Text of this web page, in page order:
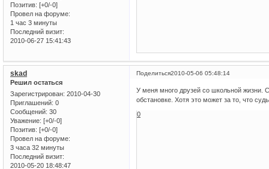
Позитив: [+0/-0]
Провел на форуме:
1 час 3 минуты
Последний визит:
2010-06-27 15:41:43
Поделиться2010-05-06 05:48:14
skad
Решил остаться
Зарегистрирован: 2010-04-30
Приглашений: 0
Сообщений: 30
Уважение: [+0/-0]
Позитив: [+0/-0]
Провел на форуме:
3 часа 32 минуты
Последний визит:
2010-05-20 18:48:47
У меня много друзей со школьной жизни.
обстановке. Хотя это может за то, что
0